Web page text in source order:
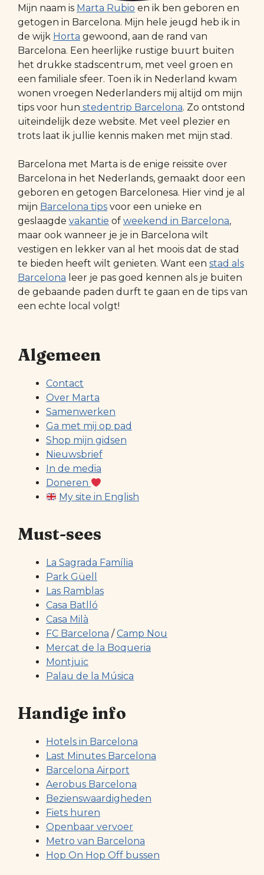
Mijn naam is Marta Rubio en ik ben geboren en
getogen in Barcelona. Mijn hele jeugd heb ik in
de wijk Horta gewoond, aan de rand van
Barcelona. Een heerlijke rustige buurt buiten
het drukke stadscentrum, met veel groen en
een familiale sfeer. Toen ik in Nederland kwam
wonen vroegen Nederlanders mij altijd om mijn
tips voor hun stedentrip Barcelona. Zo ontstond
uiteindelijk deze website. Met veel plezier en
trots laat ik jullie kennis maken met mijn stad.
Barcelona met Marta is de enige reissite over
Barcelona in het Nederlands, gemaakt door een
geboren en getogen Barcelonesa. Hier vind je al
mijn Barcelona tips voor een unieke en
geslaagde vakantie of weekend in Barcelona,
maar ook wanneer je je in Barcelona wilt
vestigen en lekker van al het moois dat de stad
te bieden heeft wilt genieten. Want een stad als
Barcelona leer je pas goed kennen als je buiten
de gebaande paden durft te gaan en de tips van
een echte local volgt!
Algemeen
Contact
Over Marta
Samenwerken
Ga met mij op pad
Shop mijn gidsen
Nieuwsbrief
In de media
Doneren
My site in English
Must-sees
La Sagrada Família
Park Güell
Las Ramblas
Casa Batlló
Casa Milà
FC Barcelona /Camp Nou
Mercat de la Boqueria
Montjuïc
Palau de la Música
Handige info
Hotels in Barcelona
Last Minutes Barcelona
Barcelona Airport
Aerobus Barcelona
Bezienswaardigheden
Fiets huren
Openbaar vervoer
Metro van Barcelona
Hop On Hop Off bussen